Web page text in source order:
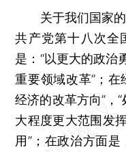
关于我们国家的
共产党第十八次全
是：“以更大的政治
重要领域改革”；
经济的改革方向”，
大程度更大范围发
用”；在政治方面